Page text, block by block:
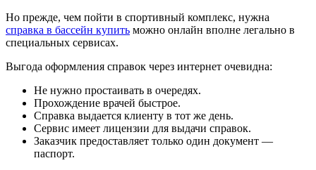
Но прежде, чем пойти в спортивный комплекс, нужна
справка в бассейн купить можно онлайн вполне легально в
специальных сервисах.
Выгода оформления справок через интернет очевидна:
Не нужно простаивать в очередях.
Прохождение врачей быстрое.
Справка выдается клиенту в тот же день.
Сервис имеет лицензии для выдачи справок.
Заказчик предоставляет только один документ —
паспорт.